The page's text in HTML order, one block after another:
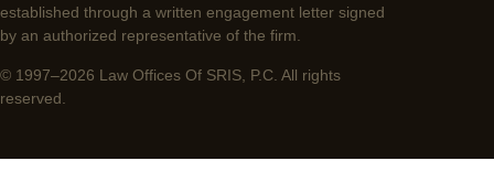
established through a written engagement letter signed
by an authorized representative of the firm.
© 1997–2026 Law Offices Of SRIS, P.C. All rights
reserved.